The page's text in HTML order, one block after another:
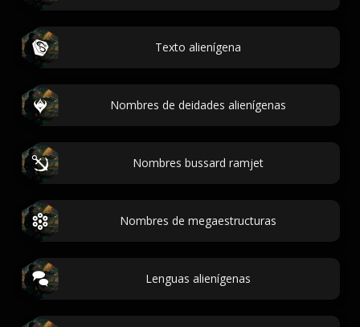
Texto alienígena
Nombres de deidades alienígenas
Nombres bussard ramjet
Nombres de megaestructuras
Lenguas alienígenas